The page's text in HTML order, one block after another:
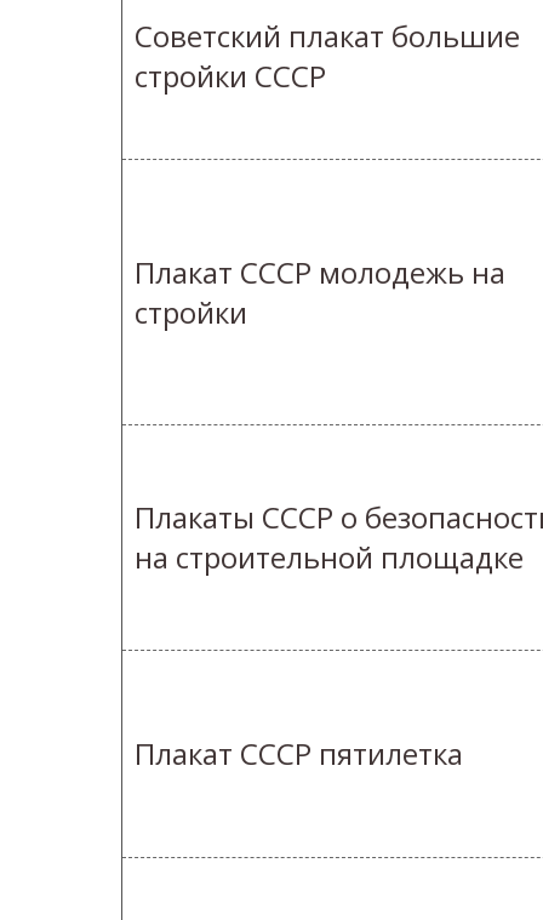
Советский плакат большие
стройки СССР
Плакат СССР молодежь на
стройки
Плакаты СССР о
на строительной площадке
Плакат СССР пятилетка